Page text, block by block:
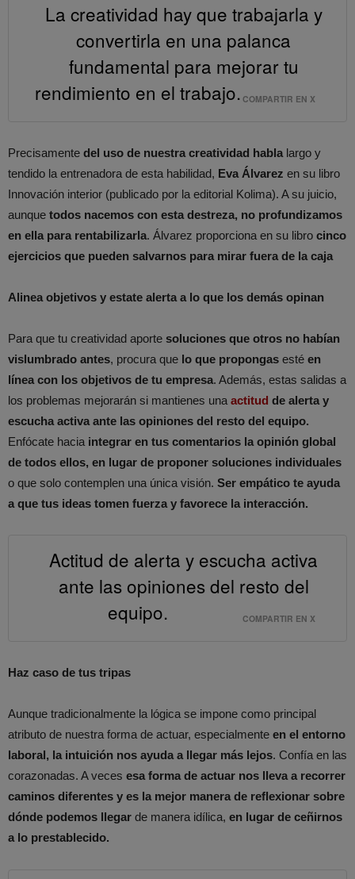
La creatividad hay que trabajarla y
convertirla en una palanca
fundamental para mejorar tu
rendimiento en el trabajo. COMPARTIR EN X
Precisamente del uso de nuestra creatividad habla largo y
tendido la entrenadora de esta habilidad, Eva Álvarez en su libro
Innovación interior (publicado por la editorial Kolima). A su juicio,
aunque todos nacemos con esta destreza, no profundizamos
en ella para rentabilizarla. Álvarez proporciona en su libro cinco
ejercicios que pueden salvarnos para mirar fuera de la caja
Alinea objetivos y estate alerta a lo que los demás opinan
Para que tu creatividad aporte soluciones que otros no habían
vislumbrado antes, procura que lo que propongas esté en
línea con los objetivos de tu empresa. Además, estas salidas a
los problemas mejorarán si mantienes una actitud de alerta y
escucha activa ante las opiniones del resto del equipo.
Enfócate hacia integrar en tus comentarios la opinión global
de todos ellos, en lugar de proponer soluciones individuales
o que solo contemplen una única visión. Ser empático te ayuda
a que tus ideas tomen fuerza y favorece la interacción.
Actitud de alerta y escucha activa
ante las opiniones del resto del
equipo.
COMPARTIR EN X
Haz caso de tus tripas
Aunque tradicionalmente la lógica se impone como principal
atributo de nuestra forma de actuar, especialmente en el entorno
laboral, la intuición nos ayuda a llegar más lejos. Confía en las
corazonadas. A veces esa forma de actuar nos lleva a recorrer
caminos diferentes y es la mejor manera de reflexionar sobre
dónde podemos llegar de manera idílica, en lugar de ceñirnos
a lo prestablecido.